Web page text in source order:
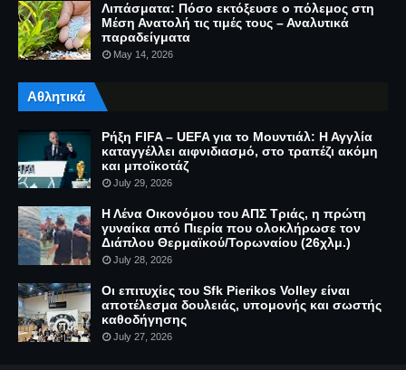
Λιπάσματα: Πόσο εκτόξευσε ο πόλεμος στη
Μέση Ανατολή τις τιμές τους – Αναλυτικά
παραδείγματα
May 14, 2026
Αθλητικά
Ρήξη FIFA – UEFA για το Μουντιάλ: Η Αγγλία
καταγγέλλει αιφνιδιασμό, στο τραπέζι ακόμη
και μποϊκοτάζ
July 29, 2026
Η Λένα Οικονόμου του ΑΠΣ Τριάς, η πρώτη
γυναίκα από Πιερία που ολοκλήρωσε τον
Διάπλου Θερμαϊκού/Τορωναίου (26χλμ.)
July 28, 2026
Οι επιτυχίες του Sfk Pierikos Volley είναι
αποτέλεσμα δουλειάς, υπομονής και σωστής
καθοδήγησης
July 27, 2026